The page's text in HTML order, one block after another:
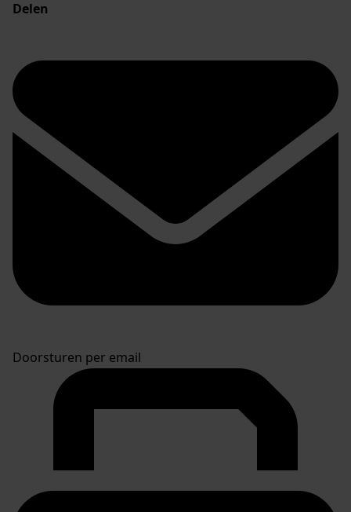
Delen
Doorsturen per email